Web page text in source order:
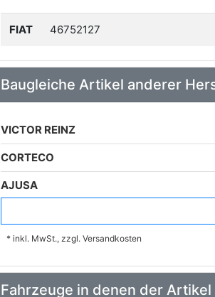
FIAT 46752127
Baugleiche Artikel anderer
VICTOR REINZ
CORTECO
AJUSA
BGA
ELWIS ROYAL
* inkl. MwSt., zzgl. Versandkosten
Fahrzeuge in denen der